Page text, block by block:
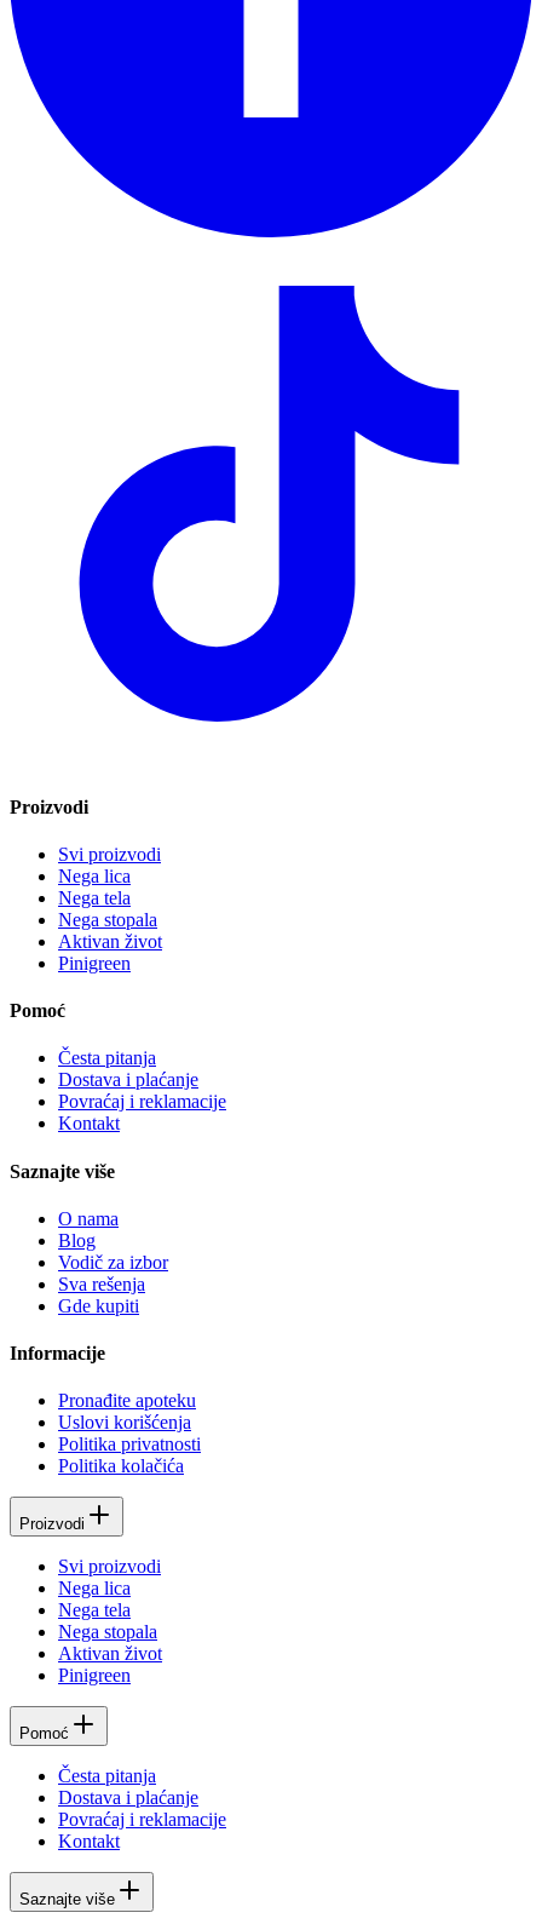
Proizvodi
Svi proizvodi
Nega lica
Nega tela
Nega stopala
Aktivan život
Pinigreen
Pomoć
Česta pitanja
Dostava i plaćanje
Povraćaj i reklamacije
Kontakt
Saznajte više
O nama
Blog
Vodič za izbor
Sva rešenja
Gde kupiti
Informacije
Pronađite apoteku
Uslovi korišćenja
Politika privatnosti
Politika kolačića
Proizvodi
Svi proizvodi
Nega lica
Nega tela
Nega stopala
Aktivan život
Pinigreen
Pomoć
Česta pitanja
Dostava i plaćanje
Povraćaj i reklamacije
Kontakt
Saznajte više